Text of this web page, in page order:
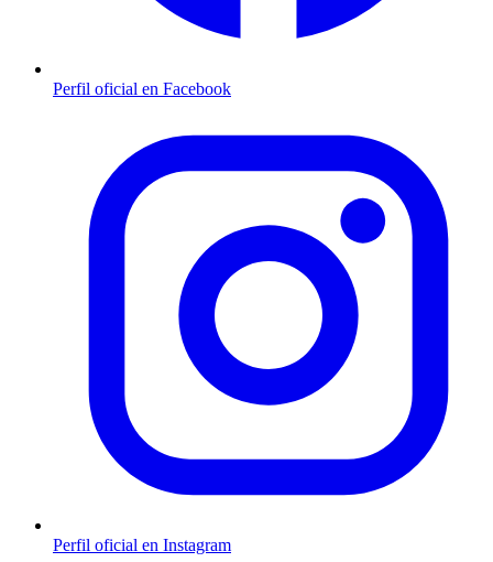
Perfil oficial en Facebook
Perfil oficial en Instagram